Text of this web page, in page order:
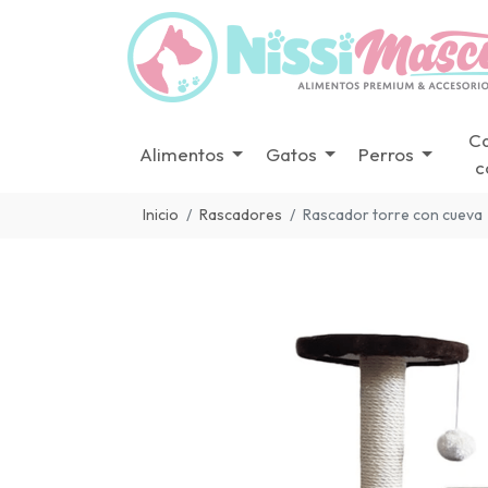
Alimentos Gatos Perros
Inicio Rascadores Rascador torre con cueva